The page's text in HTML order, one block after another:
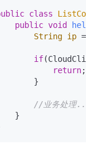
class
public void
String ip =
if
return;
}
//业务处理
}